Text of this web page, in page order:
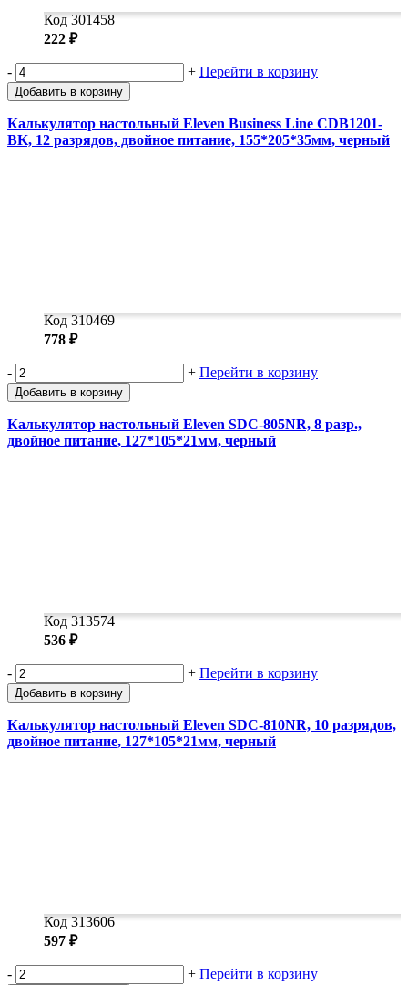
Код 301458
222 ₽
- + Перейти в корзину
Добавить в корзину
Калькулятор настольный Eleven Business Line CDB1201-
BK, 12 разрядов, двойное питание, 155*205*35мм, черный
Код 310469
778 ₽
- + Перейти в корзину
Добавить в корзину
Калькулятор настольный Eleven SDC-805NR, 8 разр.,
двойное питание, 127*105*21мм, черный
Код 313574
536 ₽
- + Перейти в корзину
Добавить в корзину
Калькулятор настольный Eleven SDC-810NR, 10 разрядов,
двойное питание, 127*105*21мм, черный
Код 313606
597 ₽
- + Перейти в корзину